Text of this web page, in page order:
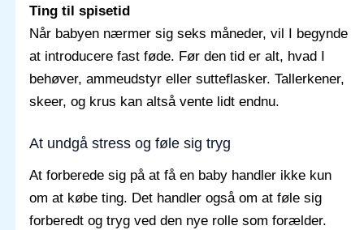
Ting til spisetid
Når babyen nærmer sig seks måneder, vil I begynde
at introducere fast føde. Før den tid er alt, hvad I
behøver, ammeudstyr eller sutteflasker. Tallerkener,
skeer, og krus kan altså vente lidt endnu.
At undgå stress og føle sig tryg
At forberede sig på at få en baby handler ikke kun
om at købe ting. Det handler også om at føle sig
forberedt og tryg ved den nye rolle som forælder.